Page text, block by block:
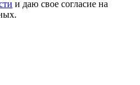
и даю свое согласие на